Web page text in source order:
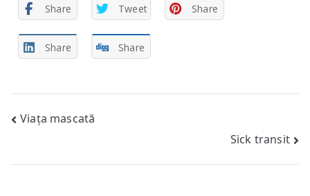
Share Tweet Share
Share Share
Post
Viața mascată
Sick transit